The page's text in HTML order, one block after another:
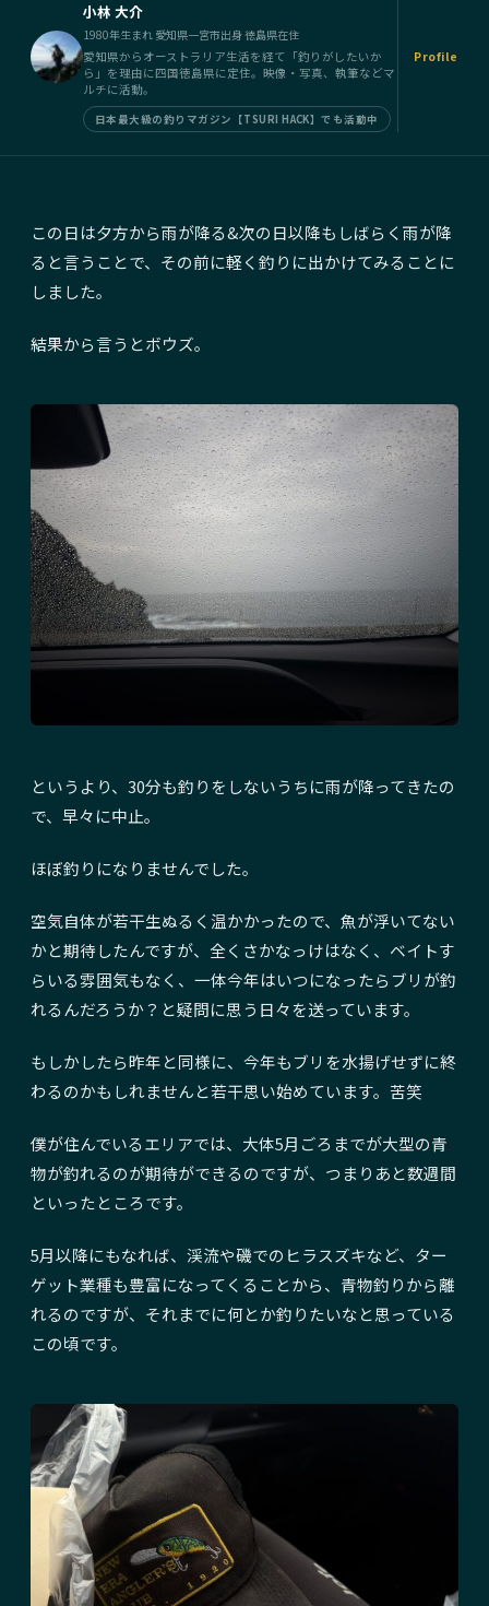
小林 大介
1980年生まれ 愛知県一宮市出身 徳島県在住
愛知県からオーストラリア生活を経て「釣りがしたいか
ら」を理由に四国徳島県に定住。映像・写真、執筆などマ
ルチに活動。
日本最大級の釣りマガジン【TSURI HACK】でも活動中
Profile
この日は夕方から雨が降る&次の日以降もしばらく雨が降
ると言うことで、その前に軽く釣りに出かけてみることに
しました。
結果から言うとボウズ。
というより、30分も釣りをしないうちに雨が降ってきたの
で、早々に中止。
ほぼ釣りになりませんでした。
空気自体が若干生ぬるく温かかったので、魚が浮いてない
かと期待したんですが、全くさかなっけはなく、ベイトす
らいる雰囲気もなく、一体今年はいつになったらブリが釣
れるんだろうか？と疑問に思う日々を送っています。
もしかしたら昨年と同様に、今年もブリを水揚げせずに終
わるのかもしれませんと若干思い始めています。苦笑
僕が住んでいるエリアでは、大体5月ごろまでが大型の青
物が釣れるのが期待ができるのですが、つまりあと数週間
といったところです。
5月以降にもなれば、渓流や磯でのヒラスズキなど、ター
ゲット業種も豊富になってくることから、青物釣りから離
れるのですが、それまでに何とか釣りたいなと思っている
この頃です。